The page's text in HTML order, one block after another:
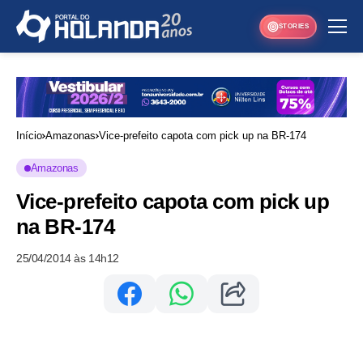
STORIES
Início Amazonas Vice-prefeito capota com pick up na BR-174
Amazonas
Vice-prefeito capota com pick up
na BR-174
25/04/2014 às 14h12